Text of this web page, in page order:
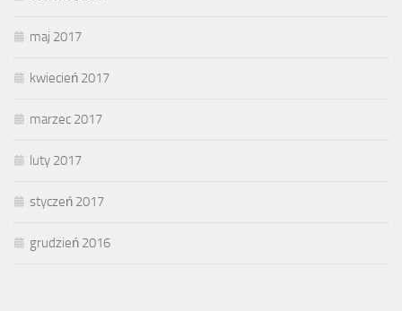
maj 2017
kwiecień 2017
marzec 2017
luty 2017
styczeń 2017
grudzień 2016